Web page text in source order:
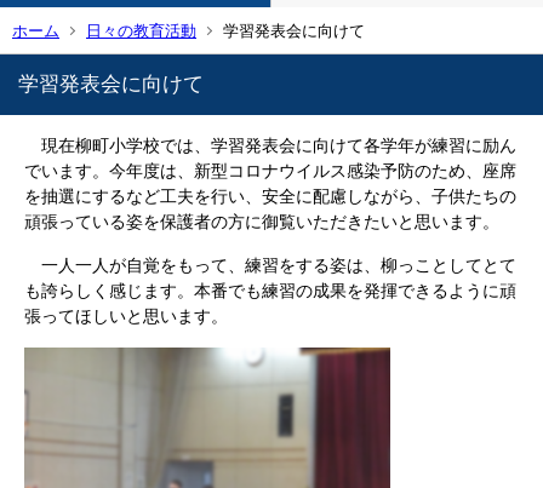
ホーム 日々の教育活動 学習発表会に向けて
学習発表会に向けて
現在柳町小学校では、学習発表会に向けて各学年が練習に励ん
でいます。今年度は、新型コロナウイルス感染予防のため、座席
を抽選にするなど工夫を行い、安全に配慮しながら、子供たちの
頑張っている姿を保護者の方に御覧いただきたいと思います。
一人一人が自覚をもって、練習をする姿は、柳っことしてとて
も誇らしく感じます。本番でも練習の成果を発揮できるように頑
張ってほしいと思います。